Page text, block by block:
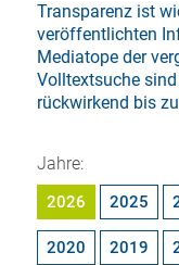
Transparenz ist
veröffentlichten
Mediatope der
Volltextsuchesind
rückwirkend bis
Jahre:
2026 2025
2020 2019